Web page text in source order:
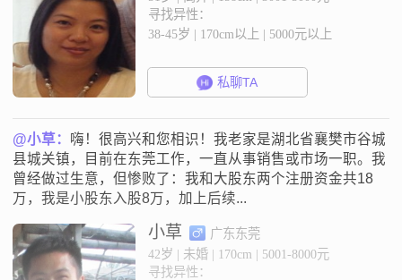
寻找异性：
38-45岁 | 170cm以上 | 5000元以上
私聊TA
@小草： 嗨！很高兴和您相识！我老家是湖北省襄樊市谷城
县城关镇，目前在东莞工作，一直从事销售或市场一职。我
曾经做过生意，但惨败了：我和大股东两个注册资金共18
万，我是小股东入股8万，加上后续...
小草
广东东莞
42岁 | 未婚 | 170cm | 5001-8000元
寻找异性：